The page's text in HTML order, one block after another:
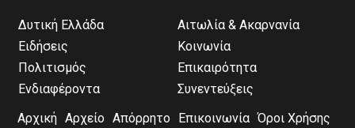
Δυτική Ελλάδα
Αιτωλία & Ακαρνανία
Ειδήσεις
Κοινωνία
Πολιτισμός
Επικαιρότητα
Ενδιαφέροντα
Συνεντεύξεις
Αρχική Αρχείο Απόρρητο Επικοινωνία Όροι Χρήσης